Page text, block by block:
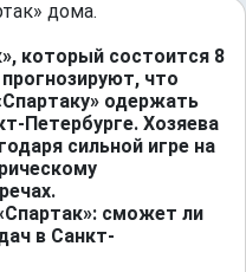
который состоится 8
что
одержать
Петербурге. Хозяева
сильной игре на
сможет ли
в Санкт-